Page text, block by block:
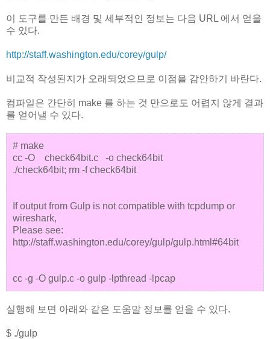
이 도구를 만든 배경 및 세부적인 정보는 다음 URL 에서 얻을
수 있다.
http://staff.washington.edu/corey/gulp/
비교적 작성된지가 오래되었으므로 이점을 감안하기 바란다.
컴파일은 간단히 make 를 하는 것 만으로도 어렵지 않게 결과
를 얻어낼 수 있다.
# make
cc -O check64bit.c -o check64bit
./check64bit; rm -f check64bit
If output from Gulp is not compatible with tcpdump or
wireshark,
Please see:
http://staff.washington.edu/corey/gulp/gulp.html#64bit
cc -g -O gulp.c -o gulp -lpthread -lpcap
실행해 보면 아래와 같은 도움말 정보를 얻을 수 있다.
$ ./gulp